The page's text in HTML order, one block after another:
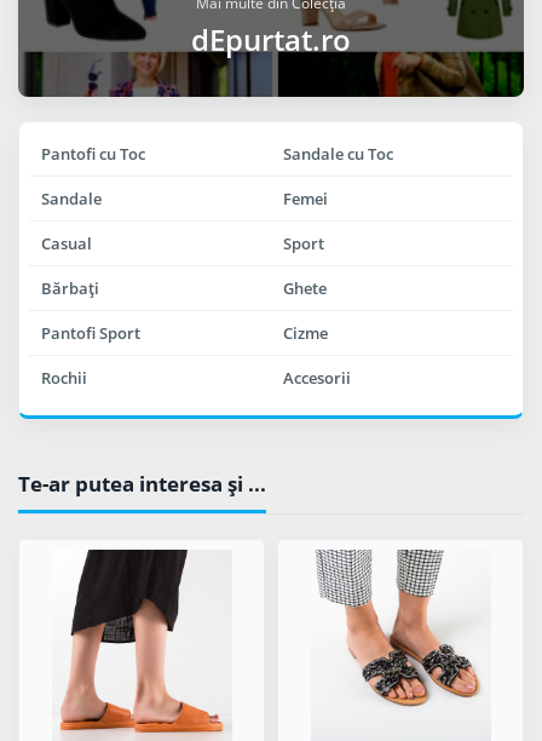
dEpurtat.ro
Pantofi cu Toc Sandale cu Toc
Sandale Femei
Casual Sport
Bărbaţi Ghete
Pantofi Sport Cizme
Rochii Accesorii
Te-ar putea interesa şi ...